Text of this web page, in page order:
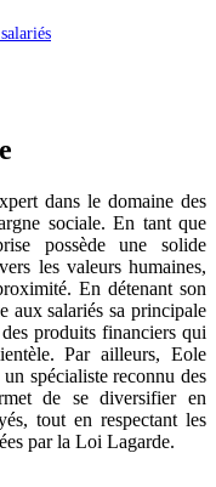
dans le domaine des
sociale. En tant que
possède une solide
les valeurs humaines,
En détenant son
aux salariés sa principale
produits financiers qui
Par ailleurs, Eole
spécialiste reconnu des
de se diversifier en
tout en respectant les
par la Loi Lagarde.